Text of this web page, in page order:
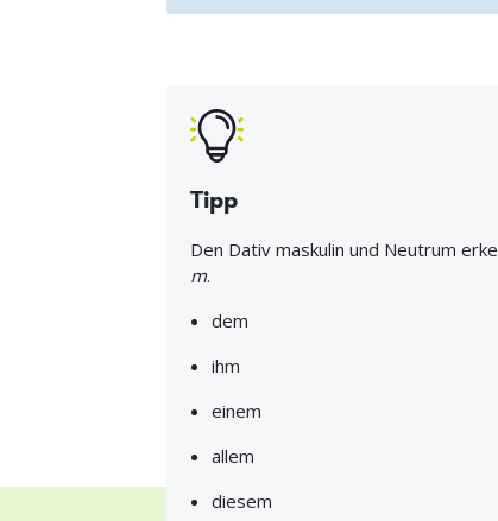
Tipp
Den Dativ maskulin und Neutrum
m.
dem
ihm
einem
allem
diesem